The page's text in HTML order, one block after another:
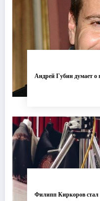
Андрей Губин думает о
Филипп Киркоров стал